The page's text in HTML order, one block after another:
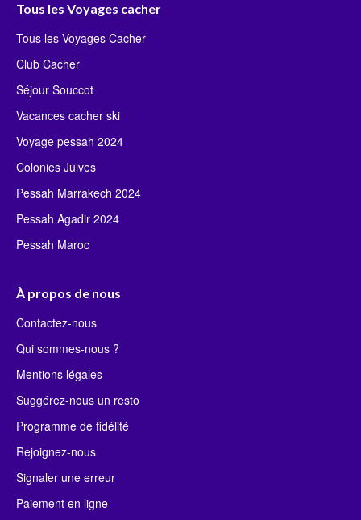
Tous les Voyages cacher
Tous les Voyages Cacher
Club Cacher
Séjour Souccot
Vacances cacher ski
Voyage pessah 2024
Colonies Juives
Pessah Marrakech 2024
Pessah Agadir 2024
Pessah Maroc
À propos de nous
Contactez-nous
Qui sommes-nous ?
Mentions légales
Suggérez-nous un resto
Programme de fidélité
Rejoignez-nous
Signaler une erreur
Paiement en ligne